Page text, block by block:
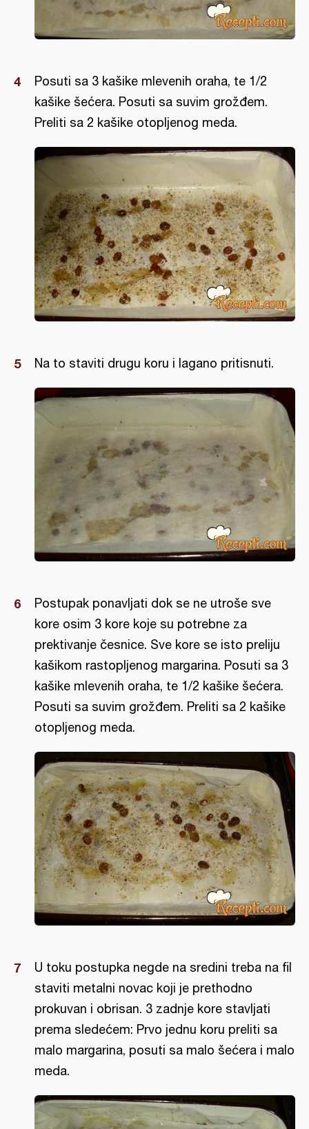
Posuti sa 3 kašike mlevenih oraha, te 1/2
kašike šećera. Posuti sa suvim grožđem.
Preliti sa 2 kašike otopljenog meda.
Na to staviti drugu koru i lagano pritisnuti.
Postupak ponavljati dok se ne utroše sve
kore osim 3 kore koje su potrebne za
prektivanje česnice. Sve kore se isto preliju
kašikom rastopljenog margarina. Posuti sa 3
kašike mlevenih oraha, te 1/2 kašike šećera.
Posuti sa suvim grožđem. Preliti sa 2 kašike
otopljenog meda.
U toku postupka negde na sredini treba na fil
staviti metalni novac koji je prethodno
prokuvan i obrisan. 3 zadnje kore stavljati
prema sledećem: Prvo jednu koru preliti sa
malo margarina, posuti sa malo šećera i malo
meda.